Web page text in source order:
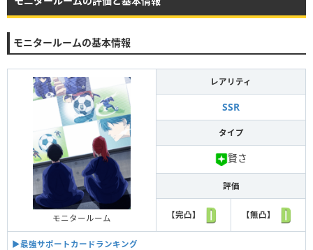
モニタールームの基本情報
モニタールーム
レアリティ
SSR
タイプ
賢さ
評価
【完凸】 【無凸】
▶︎最強サポートカードランキング